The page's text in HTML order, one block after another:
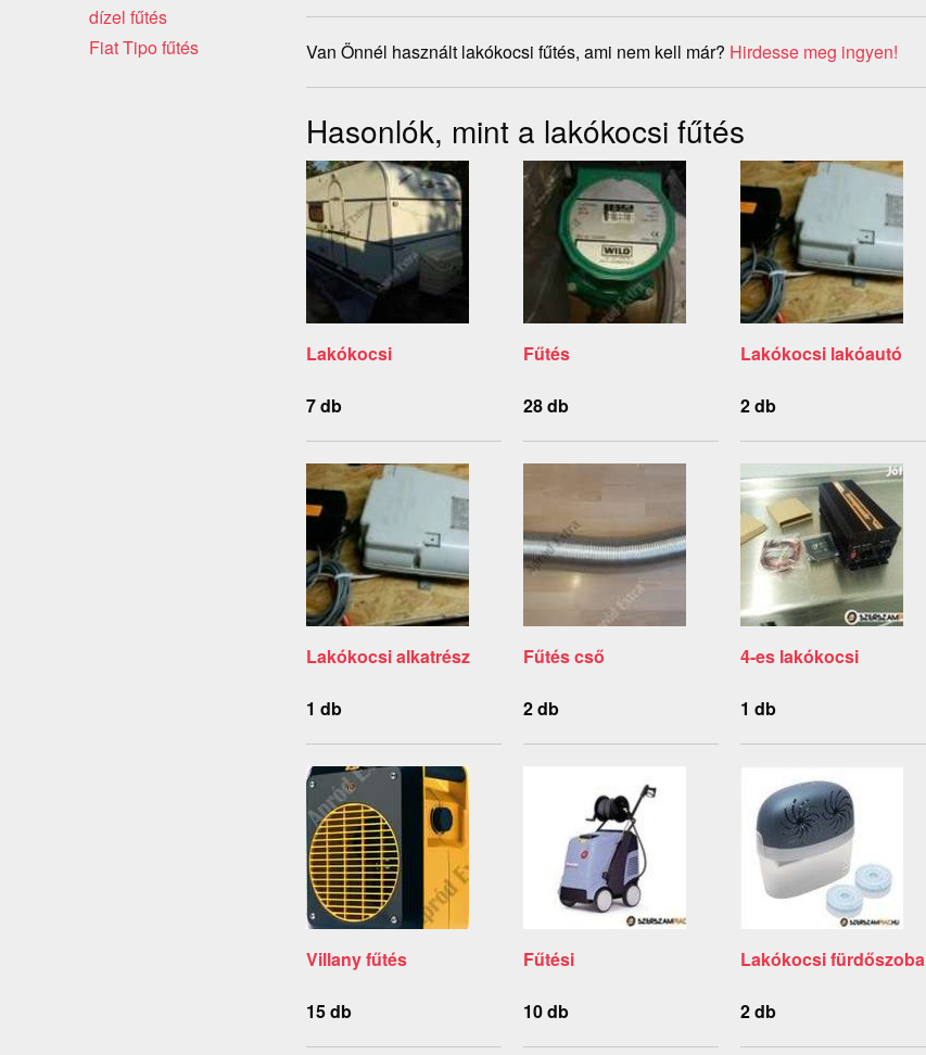
Van Önnél használt lakókocsi fűtés, ami nem kell már? Hirdesse meg ingyen!
Hasonlók, mint a lakókocsi fűtés
Lakókocsi
7 db
Fűtés
28 db
Lakókocsi lakóautó
2 db
Lakókocsi alkatrész
1 db
Fűtés cső
2 db
4-es lakókocsi
1 db
Villany fűtés
15 db
Fűtési
10 db
Lakókocsi fürdőszoba
2 db
dízel fűtés
Fiat Tipo fűtés